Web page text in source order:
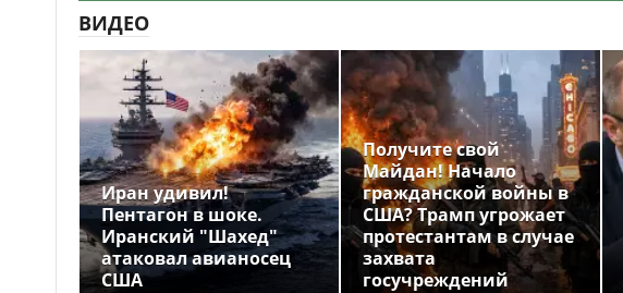
ВИДЕО
Иран удивил!
Пентагон в шоке.
Иранский "Шахед"
атаковал авианосец
США
Получите свой
Майдан! Начало
гражданской войны в
США? Трамп угрожает
протестантам в случае
захвата
госучреждений